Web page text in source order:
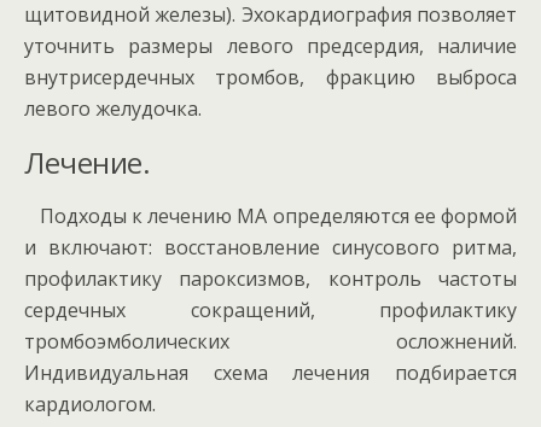
щитовидной железы). Эхокардиография позволяет
уточнить размеры левого предсердия, наличие
внутрисердечных тромбов, фракцию выброса
левого желудочка.
Лечение.
Подходы к лечению МА определяются ее формой
и включают: восстановление синусового ритма,
профилактику пароксизмов, контроль частоты
сердечных сокращений, профилактику
тромбоэмболических осложнений.
Индивидуальная схема лечения подбирается
кардиологом.